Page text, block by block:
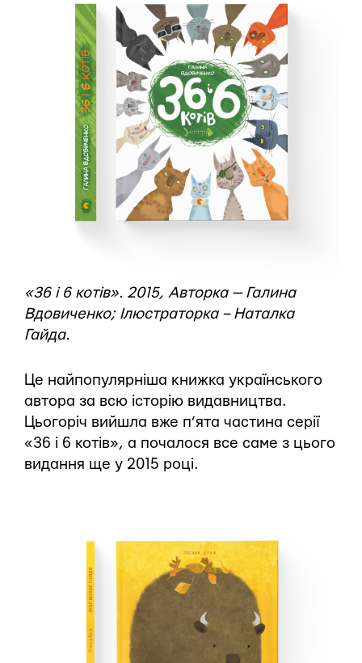
«36 і 6 котів». 2015, Авторка — Галина
Вдовиченко; Ілюстраторка – Наталка
Гайда.
Це найпопулярніша книжка українського
автора за всю історію видавництва.
Цьогоріч вийшла вже п’ята частина серії
«36 і 6 котів», а почалося все саме з цього
видання ще у 2015 році.